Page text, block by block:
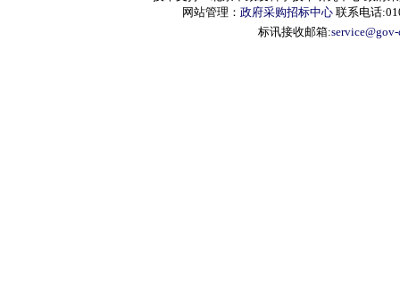
网站管理： 政府采购招标中心 联系电话
标讯接收邮箱: